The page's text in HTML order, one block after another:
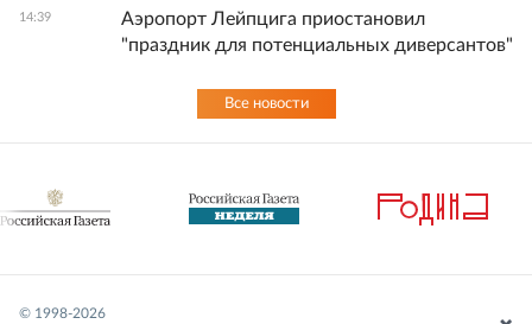
14:39
Аэропорт Лейпцига приостановил
"праздник для потенциальных диверсантов"
Все новости
© 1998-2026